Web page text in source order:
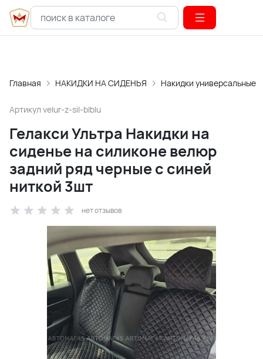
Главная НАКИДКИ НА СИДЕНЬЯ Накидки универсальные
Артикул velur-z-sil-blblu
Гелакси Ультра Накидки на
сиденье на силиконе велюр
задний ряд черные с синей
ниткой 3шт
нет отзывов